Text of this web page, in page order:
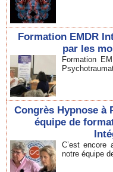
Formation EMDR
par les
Formation
Congrès Hypnose à
équipe de
C’est encore
notre équipe